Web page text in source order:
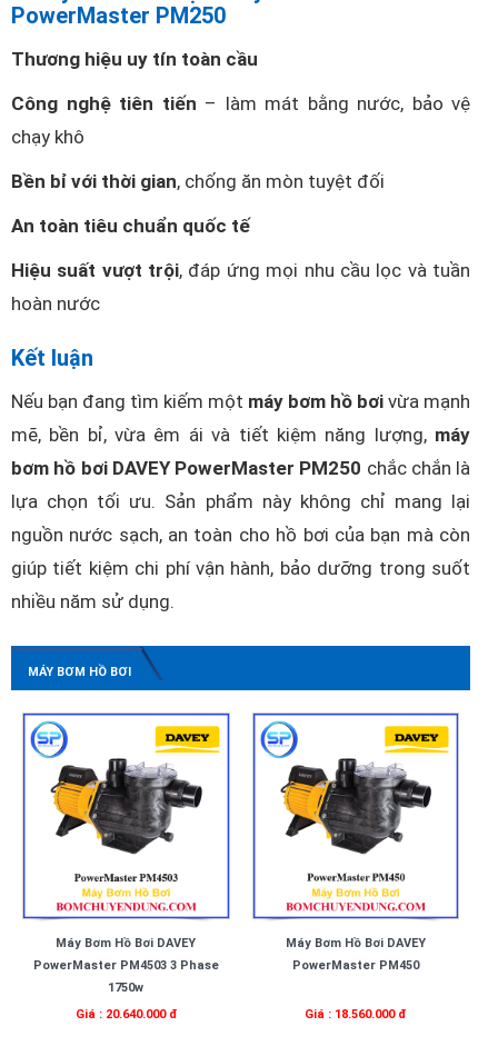
PowerMaster PM250
Thương hiệu uy tín toàn cầu
Công nghệ tiên tiến – làm mát bằng nước, bảo vệ
chạy khô
Bền bỉ với thời gian, chống ăn mòn tuyệt đối
An toàn tiêu chuẩn quốc tế
Hiệu suất vượt trội, đáp ứng mọi nhu cầu lọc và tuần
hoàn nước
Kết luận
Nếu bạn đang tìm kiếm một máy bơm hồ bơi vừa mạnh
mẽ, bền bỉ, vừa êm ái và tiết kiệm năng lượng, máy
bơm hồ bơi DAVEY PowerMaster PM250 chắc chắn là
lựa chọn tối ưu. Sản phẩm này không chỉ mang lại
nguồn nước sạch, an toàn cho hồ bơi của bạn mà còn
giúp tiết kiệm chi phí vận hành, bảo dưỡng trong suốt
nhiều năm sử dụng.
MÁY BƠM HỒ BƠI
Máy Bơm Hồ Bơi DAVEY
PowerMaster PM4503 3 Phase
1750w
Giá : 20.640.000 đ
Máy Bơm Hồ Bơi DAVEY
PowerMaster PM450
Giá : 18.560.000 đ